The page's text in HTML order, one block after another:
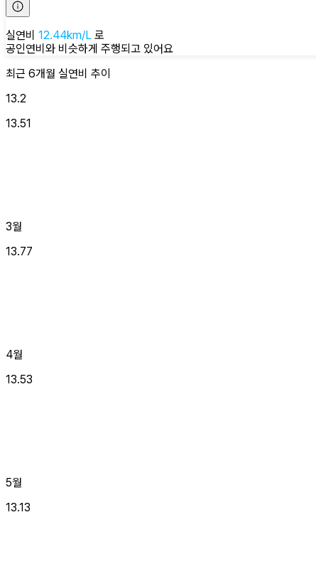
실연비 12.44km/L 로
공인연비와 비슷하게 주행되고 있어요
최근 6개월 실연비 추이
13.2
13.51
3월
13.77
4월
13.53
5월
13.13